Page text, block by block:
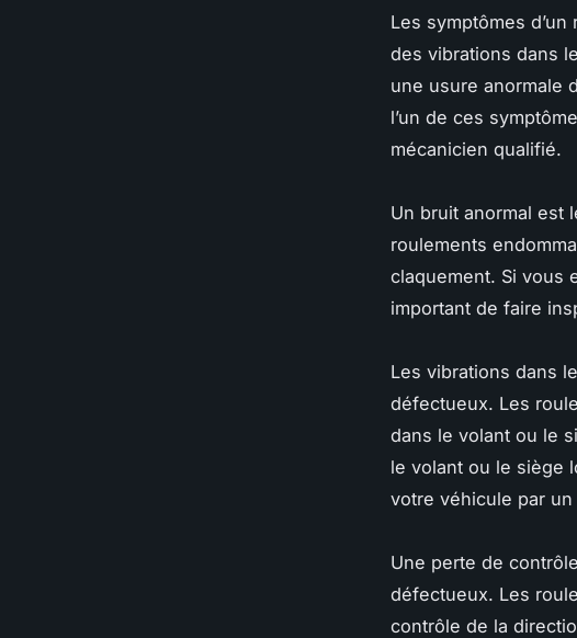
Les symptômes
des vibrations dans
une usure anormale
l’un de ces
mécanicien qualifié.
Un bruit anormal est
roulements
claquement. Si vous
important de faire
Les vibrations dans
défectueux. Les
dans le volant ou le
le volant ou le siège
votre véhicule par
Une perte de
défectueux. Les
contrôle de la